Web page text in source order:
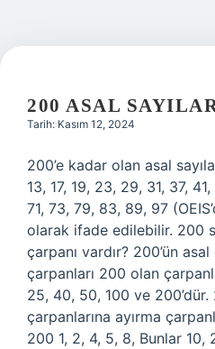
200 ASAL
Tarih: Kasım 12, 2024
200’e kadar olan asal
13, 17, 19, 23, 29, 31, 37,
71, 73, 79, 83, 89, 97
olarak ifade edilebilir. 200
çarpanı vardır? 200’ün
çarpanları 200 olan
25, 40, 50, 100 ve 200’dür.
çarpanlarına ayırma
200 1, 2, 4, 5, 8, Bunlar